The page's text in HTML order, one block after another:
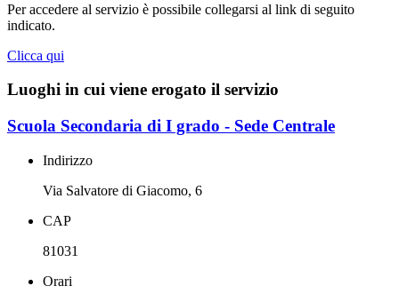
Per accedere al servizio è possibile collegarsi al link di seguito
indicato.
Clicca qui
Luoghi in cui viene erogato il servizio
Scuola Secondaria di I grado - Sede Centrale
Indirizzo
Via Salvatore di Giacomo, 6
CAP
81031
Orari